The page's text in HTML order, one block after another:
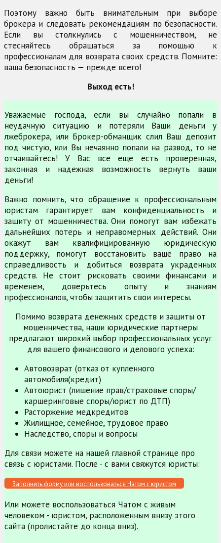
Поэтому важно быть внимательным при выборе
брокера и следовать рекомендациям по безопасности.
Если вы столкнулись с мошенничеством, не
стесняйтесь обращаться за помощью к
профессионалам для возврата своих средств. Помните:
ваша безопасность — прежде всего!
Выход есть!
Уважаемые господа, если вы случайно попали в
неудачную ситуацию и потеряли Ваши деньги у
лжеброкера, или Брокер-обманщик слил Ваш депозит
под чистую, или Вы нечаянно попали на развод, то не
отчаивайтесь! У Вас все еще есть проверенная,
законная и надежная возможность вернуть ваши
деньги!
Важно помнить, что обращение к профессиональным
юристам гарантирует вам конфиденциальность и
защиту от мошенничества. Они помогут вам избежать
дальнейших потерь и неправомерных действий. Они
окажут вам квалифицированную юридическую
поддержку, помогут восстановить ваше право на
справедливость и добиться возврата украденных
средств. Не стоит рисковать своими финансами и
временем, доверьтесь опыту и знаниям
профессионалов, чтобы защитить свои интересы.
Помимо возврата денежных средств и защиты от
мошенничества, наши юридические партнеры
предлагают широкий выбор профессиональных услуг
для вашего финансового и делового успеха:
Автовозврат (отказ от купленного
автомобиля(кредит)
Автоюрист (лишение прав/страховые споры/
каршеринговые споры/юрист по ДТП)
Расторжение медкредитов
Жилищное, семейное, трудовое право
Наследство, споры и вопросы
Для связи можете на нашей главной странице про
связь с юристами. После - с вами свяжутся юристы:
Заполнить форму или воспользоваться Чатом с юристом
Или можете воспользоваться Чатом с живым
человеком - юристом, расположенным внизу этого
сайта (пролистайте до конца вниз).